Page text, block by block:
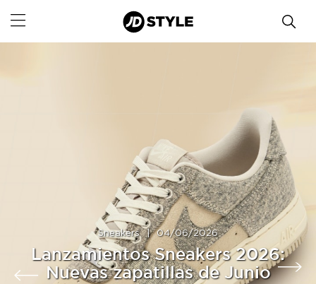
Sneakers | 04/06/2026
Lanzamientos Sneakers 2026:
Nuevas zapatillas de Junio